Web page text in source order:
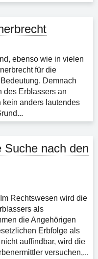
ebenso wie in vielen
für die
Demnach
des Erblassers an
kein anders lautendes
Suche nach den
Rechtswesen wird die
als
die Angehörigen
Erbfolge als
auffindbar, wird die
versuchen,...